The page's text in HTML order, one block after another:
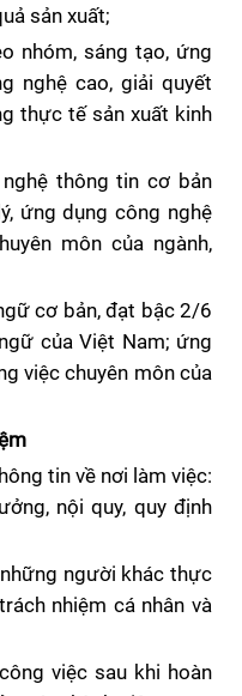
sản xuất;
nhóm, sáng tạo, ứng
nghệ cao, giải quyết
thực tế sản xuất kinh
thông tin cơ bản
ứng dụngcông nghệ
môn của ngành,
cơ bản, đạt bậc 2/6
của Việt Nam; ứng
việc chuyên môn của
tin về nơi làm việc:
nội quy, quy định
người khác thực
nhiệm cá nhân và
việc sau khi hoàn